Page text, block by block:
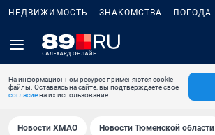
НЕДВИЖИМОСТЬ ЗНАКОМСТВА ПОГОДА
На информационном ресурсе применяются cookie-
файлы. Оставаясь на сайте, вы подтверждаете свое
согласиена их использование.
Новости ХМАО Новости Тюменской области